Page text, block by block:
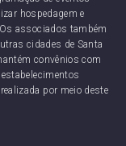
hospedagem e
associados também
cidades de Santa
convênios com
por meio deste